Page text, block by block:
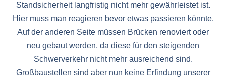
Standsicherheit langfristig nicht mehr gewährleistet ist.
Hier muss man reagieren bevor etwas passieren könnte.
Auf der anderen Seite müssen Brücken renoviert oder
neu gebaut werden, da diese für den steigenden
Schwerverkehr nicht mehr ausreichend sind.
Großbaustellen sind aber nun keine Erfindung unserer